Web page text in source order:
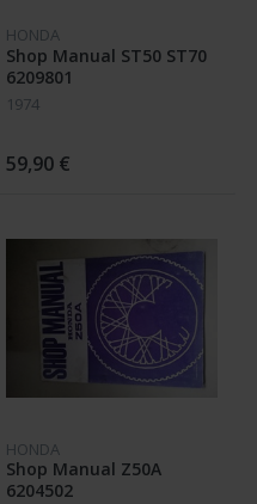
HONDA
Shop Manual ST50 ST70
6209801
1974
59,90 €
HONDA
Shop Manual Z50A
6204502